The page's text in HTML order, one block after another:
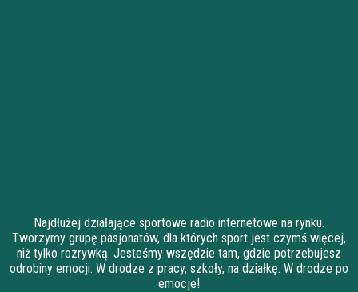
Najdłużej działające sportowe radio internetowe na rynku.
Tworzymy grupę pasjonatów, dla których sport jest czymś więcej,
niż tylko rozrywką. Jesteśmy wszędzie tam, gdzie potrzebujesz
odrobiny emocji. W drodze z pracy, szkoły, na działkę. W drodze po
emocje!